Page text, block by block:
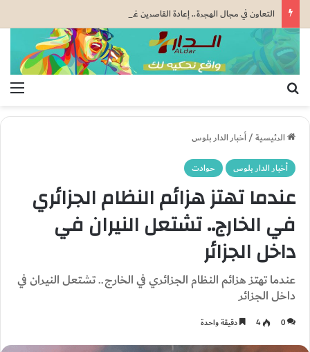
الرئيسية/أخبار الدار بلوس
أخبار الدار بلوس
حوادت
عندما تهتز هزائم النظام الجزائري
في الخارج.. تشتعل النيران في
داخل الجزائر
عندما تهتز هزائم النظام الجزائري في الخارج.. تشتعل النيران في
داخل الجزائر
0
4 دقيقة واحدة